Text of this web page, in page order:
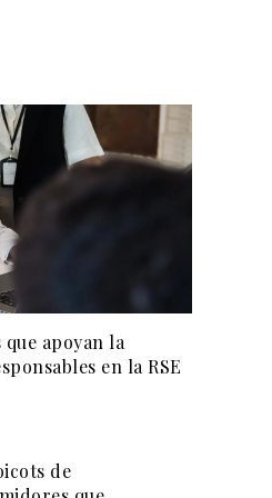
apoyan la
en la RSE
de